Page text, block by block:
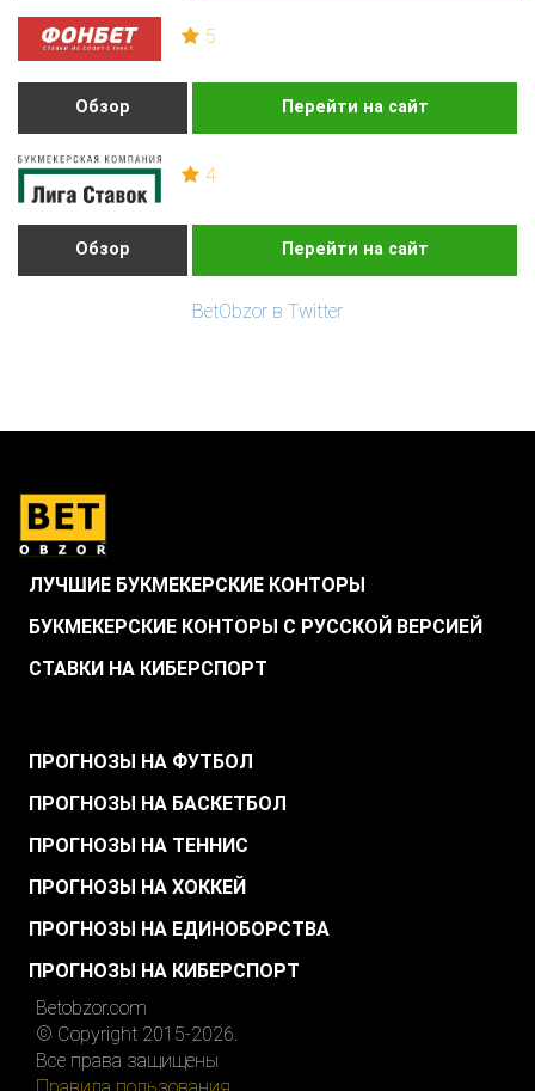
5
Обзор Перейти на сайт
4
Обзор Перейти на сайт
BetObzor в Twitter
ЛУЧШИЕ БУКМЕКЕРСКИЕ КОНТОРЫ
БУКМЕКЕРСКИЕ КОНТОРЫ С РУССКОЙ ВЕРСИЕЙ
СТАВКИ НА КИБЕРСПОРТ
ПРОГНОЗЫ НА ФУТБОЛ
ПРОГНОЗЫ НА БАСКЕТБОЛ
ПРОГНОЗЫ НА ТЕННИС
ПРОГНОЗЫ НА ХОККЕЙ
ПРОГНОЗЫ НА ЕДИНОБОРСТВА
ПРОГНОЗЫ НА КИБЕРСПОРТ
Betobzor.com
© Copyright 2015-2026.
Все права защищены